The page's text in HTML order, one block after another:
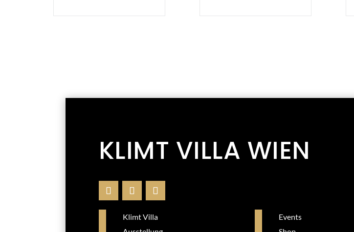
KLIMT VILLA WIEN
Klimt Villa
Events